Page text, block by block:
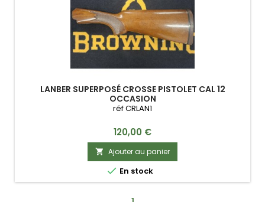
LANBER SUPERPOSÉ CROSSE PISTOLET CAL 12
OCCASION
réf CRLAN1
Prix
120,00 €
 Ajouter au panier
 En stock